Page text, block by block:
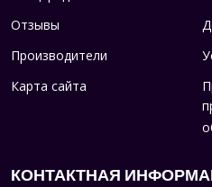
Отзывы
Производители
Карта сайта
КОНТАКТНАЯ